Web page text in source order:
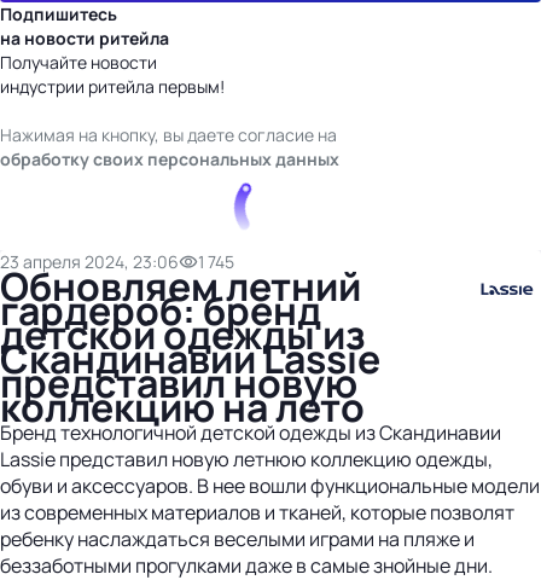
Подпишитесь
на новости ритейла
Получайте новости
индустрии ритейла первым!
Нажимая на кнопку, вы даете согласие на
обработку своих персональных данных
23 апреля 2024, 23:06 1 745
Обновляем летний
гардероб: бренд
детской одежды из
Скандинавии Lassie
представил новую
коллекцию на лето
Бренд технологичной детской одежды из Скандинавии
Lassie представил новую летнюю коллекцию одежды,
обуви и аксессуаров. В нее вошли функциональные модели
из современных материалов и тканей, которые позволят
ребенку наслаждаться веселыми играми на пляже и
беззаботными прогулками даже в самые знойные дни.